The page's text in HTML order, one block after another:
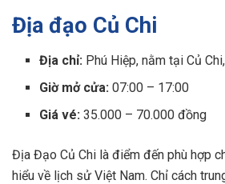
Địa đạo Củ Chi
Địa chỉ: Phú Hiệp, nằm tại Củ
Giờ mở cửa: 07:00 – 17:00
Giá vé: 35.000 – 70.000 đồng
Địa Đạo Củ Chi là điểm đến phù hợp
hiểu về lịch sử Việt Nam. Chỉ cách